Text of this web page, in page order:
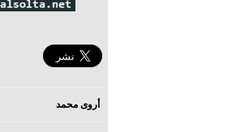
أروى محمد